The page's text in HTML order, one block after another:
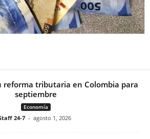
reforma tributaria en Colombia para
septiembre
Economía
24-7 - agosto 1, 2026